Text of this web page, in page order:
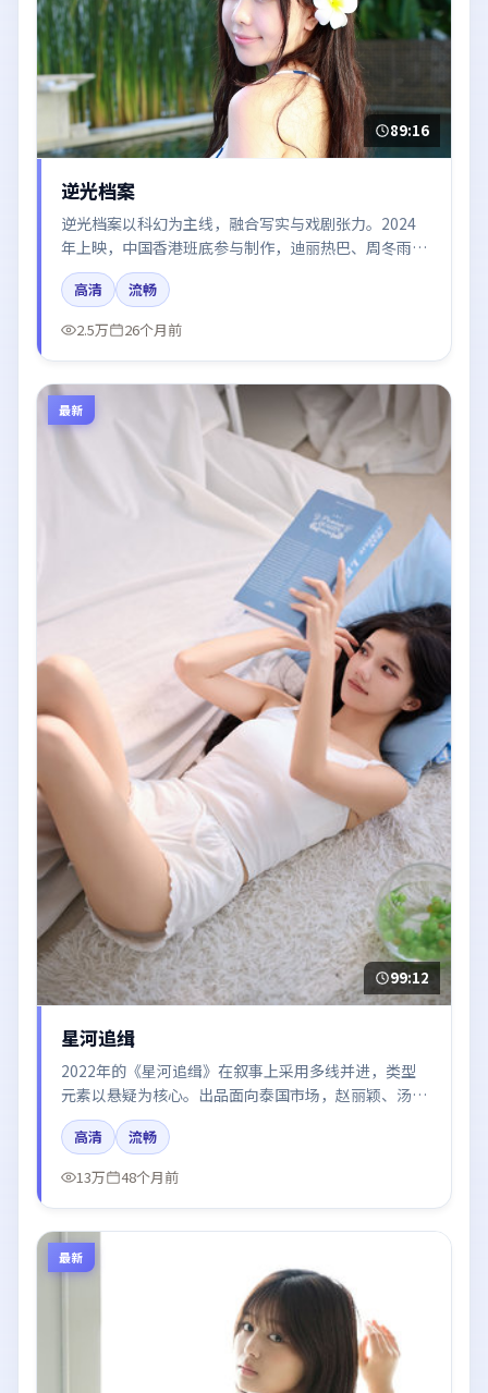
89:16
逆光档案
逆光档案以科幻为主线，融合写实与戏剧张力。2024
年上映，中国香港班底参与制作，迪丽热巴、周冬雨、
张译、杨幂在片中呈现细腻表演，影像风格统一，配乐
与剪辑强化了情绪曲线。
高清
流畅
2.5万
26个月前
最新
99:12
星河追缉
2022年的《星河追缉》在叙事上采用多线并进，类型
元素以悬疑为核心。出品面向泰国市场，赵丽颖、汤
唯、章子怡、周迅、廖凡所饰角色推动关键反转，结尾
留白引发讨论。
高清
流畅
13万
48个月前
最新